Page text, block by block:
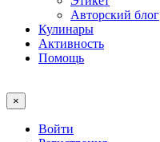
Авторский блог
Кулинары
Активность
Помощь
×
Войти